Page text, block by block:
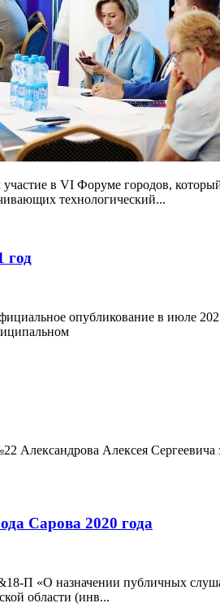
в VI Форуме городов,
технологический...
год
опубликование в июле
Александрова Алексея
Сарова 2020 года
П «О назначении публичных
области (инв...